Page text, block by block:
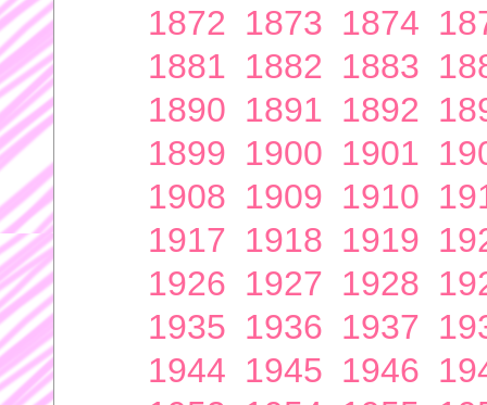
1872 1873 1874
1881 1882 1883
1890 1891 1892
1899 1900 1901
1908 1909 1910
1917 1918 1919
1926 1927 1928
1935 1936 1937
1944 1945 1946